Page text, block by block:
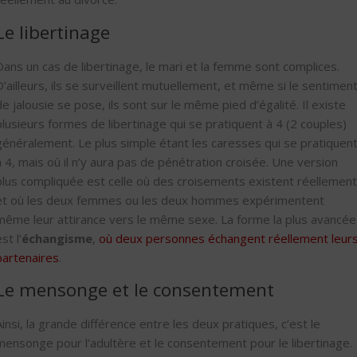
libertinage
un cas de libertinage, le mari et la femme sont complices.
ils se surveillent mutuellement, et même si le sentiment
jalousie se pose, ils sont sur le même pied d’égalité. Il existe
formes de libertinage qui se pratiquent à 4 (2 couples)
Le plus simple étant les caresses qui se pratiquent
4, mais où il n’y aura pas de pénétration croisée. Une version
compliquée est celle où des croisements existent
où les deux femmes ou les deux hommes expérimentent
leur attirance vers le même sexe. La forme la plus avancée
l’échangisme, où deux personnes échangent réellement leurs
.
mensonge et le consentement
la grande différence entre les deux pratiques, c’est le
pour l’adultère et le consentement pour le libertinage.